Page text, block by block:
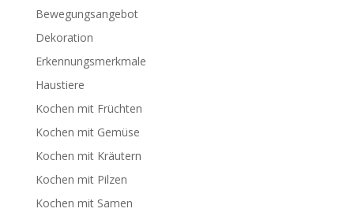
Bewegungsangebot
Dekoration
Erkennungsmerkmale
Haustiere
Kochen mit Früchten
Kochen mit Gemüse
Kochen mit Kräutern
Kochen mit Pilzen
Kochen mit Samen